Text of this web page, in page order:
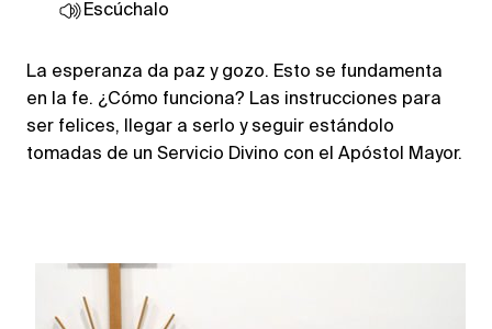
Escúchalo
La esperanza da paz y gozo. Esto se fundamenta
en la fe. ¿Cómo funciona? Las instrucciones para
ser felices, llegar a serlo y seguir estándolo
tomadas de un Servicio Divino con el Apóstol Mayor.